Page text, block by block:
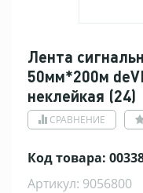
Лента
50мм*200м
неклейкая (24)
СРАВНЕНИЕ
Код товара:
Артикул: 9056800